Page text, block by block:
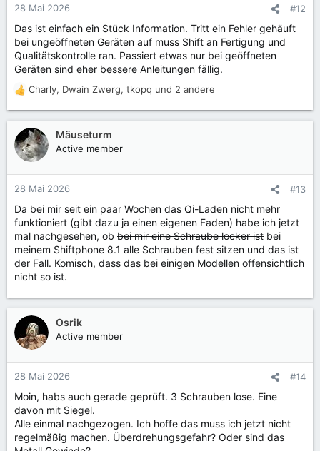
28 Mai 2026 #12
Das ist einfach ein Stück Information. Tritt ein Fehler gehäuft
bei ungeöffneten Geräten auf muss Shift an Fertigung und
Qualitätskontrolle ran. Passiert etwas nur bei geöffneten
Geräten sind eher bessere Anleitungen fällig.
R
a
k
t
n
n
:
Charly, Dwain Zwerg, tkopq und 2 andere
Mäuseturm
Active member
28 Mai 2026 #13
Da bei mir seit ein paar Wochen das Qi-Laden nicht mehr
funktioniert (gibt dazu ja einen eigenen Faden) habe ich jetzt
mal nachgesehen, ob bei mir eine Schraube locker ist bei
meinem Shiftphone 8.1 alle Schrauben fest sitzen und das ist
der Fall. Komisch, dass das bei einigen Modellen offensichtlich
nicht so ist.
Osrik
Active member
28 Mai 2026 #14
Moin, habs auch gerade geprüft. 3 Schrauben lose. Eine
davon mit Siegel.
Alle einmal nachgezogen. Ich hoffe das muss ich jetzt nicht
regelmäßig machen. Überdrehungsgefahr? Oder sind das